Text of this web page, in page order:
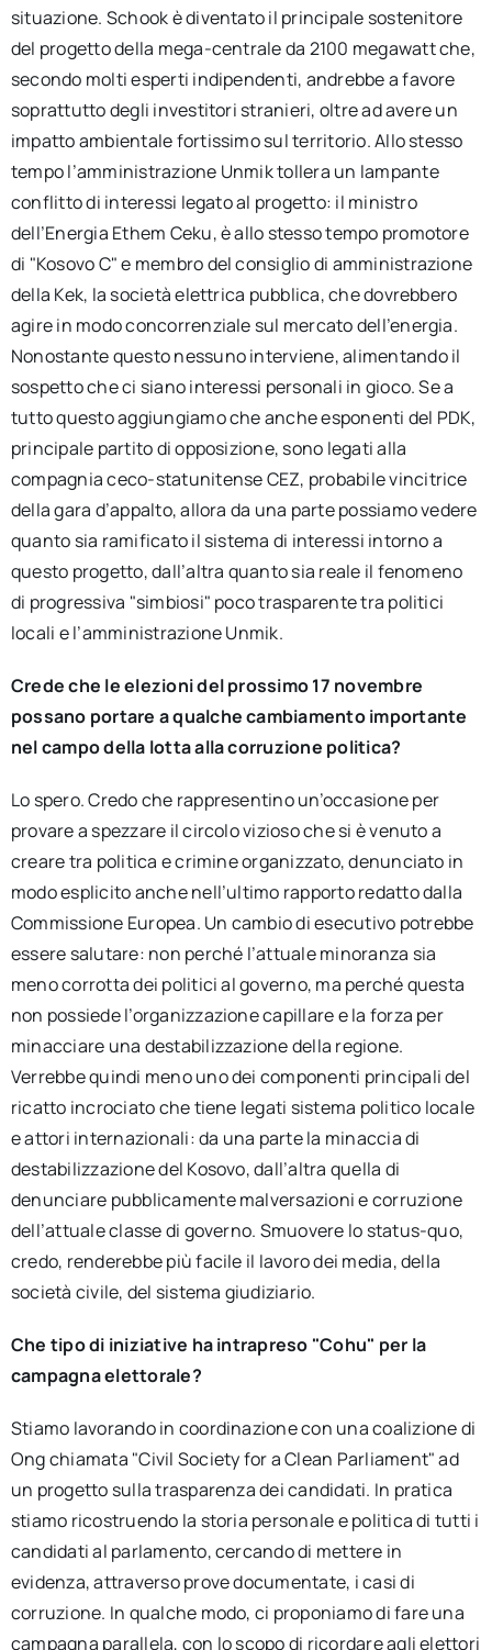
situazione. Schook è diventato il principale sostenitore
del progetto della mega-centrale da 2100 megawatt che,
secondo molti esperti indipendenti, andrebbe a favore
soprattutto degli investitori stranieri, oltre ad avere un
impatto ambientale fortissimo sul territorio. Allo stesso
tempo l’amministrazione Unmik tollera un lampante
conflitto di interessi legato al progetto: il ministro
dell’Energia Ethem Ceku, è allo stesso tempo promotore
di "Kosovo C" e membro del consiglio di amministrazione
della Kek, la società elettrica pubblica, che dovrebbero
agire in modo concorrenziale sul mercato dell’energia.
Nonostante questo nessuno interviene, alimentando il
sospetto che ci siano interessi personali in gioco. Se a
tutto questo aggiungiamo che anche esponenti del PDK,
principale partito di opposizione, sono legati alla
compagnia ceco-statunitense CEZ, probabile vincitrice
della gara d’appalto, allora da una parte possiamo vedere
quanto sia ramificato il sistema di interessi intorno a
questo progetto, dall’altra quanto sia reale il fenomeno
di progressiva "simbiosi" poco trasparente tra politici
locali e l’amministrazione Unmik.
Crede che le elezioni del prossimo 17 novembre
possano portare a qualche cambiamento importante
nel campo della lotta alla corruzione politica?
Lo spero. Credo che rappresentino un’occasione per
provare a spezzare il circolo vizioso che si è venuto a
creare tra politica e crimine organizzato, denunciato in
modo esplicito anche nell’ultimo rapporto redatto dalla
Commissione Europea. Un cambio di esecutivo potrebbe
essere salutare: non perché l’attuale minoranza sia
meno corrotta dei politici al governo, ma perché questa
non possiede l’organizzazione capillare e la forza per
minacciare una destabilizzazione della regione.
Verrebbe quindi meno uno dei componenti principali del
ricatto incrociato che tiene legati sistema politico locale
e attori internazionali: da una parte la minaccia di
destabilizzazione del Kosovo, dall’altra quella di
denunciare pubblicamente malversazioni e corruzione
dell’attuale classe di governo. Smuovere lo status-quo,
credo, renderebbe più facile il lavoro dei media, della
società civile, del sistema giudiziario.
Che tipo di iniziative ha intrapreso "Cohu" per la
campagna elettorale?
Stiamo lavorando in coordinazione con una coalizione di
Ong chiamata "Civil Society for a Clean Parliament" ad
un progetto sulla trasparenza dei candidati. In pratica
stiamo ricostruendo la storia personale e politica di tutti i
candidati al parlamento, cercando di mettere in
evidenza, attraverso prove documentate, i casi di
corruzione. In qualche modo, ci proponiamo di fare una
campagna parallela, con lo scopo di ricordare agli elettori